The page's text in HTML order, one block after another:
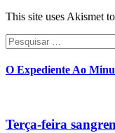
This site uses Akismet
Pesquisar
por:
O Expediente Ao
Terça-feira